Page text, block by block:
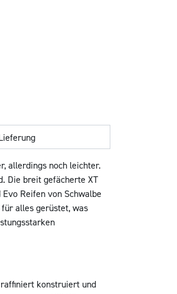
allerdings noch leichter.
Die breit gefächerte XT
Reifen von Schwalbe
alles gerüstet, was
raffiniert konstruiert und